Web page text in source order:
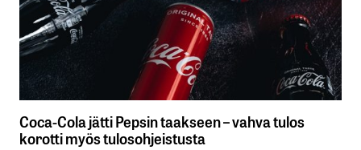
Coca-Cola jätti Pepsin taakseen – vahva tulos
korotti myös tulosohjeistusta